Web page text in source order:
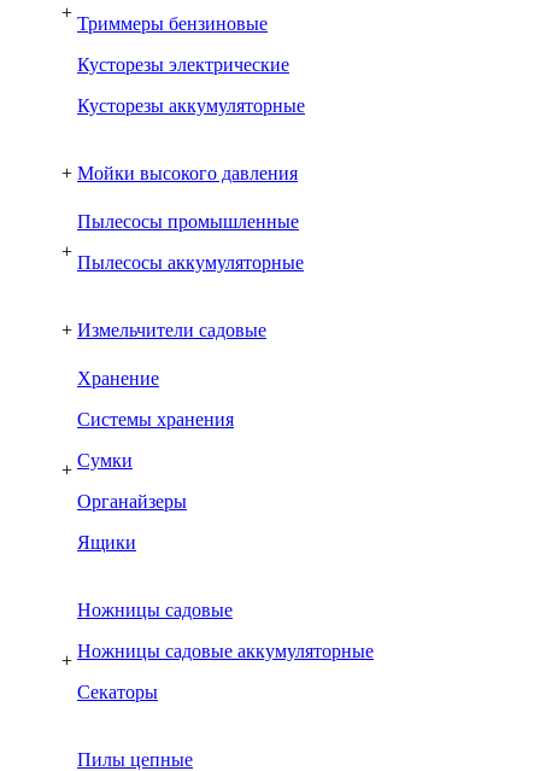
+
Триммеры бензиновые
Кусторезы электрические
Кусторезы аккумуляторные
+ Мойки высокого давления
+
Пылесосы промышленные
Пылесосы аккумуляторные
+ Измельчители садовые
+
Хранение
Системы хранения
Сумки
Органайзеры
Ящики
+
Ножницы садовые
Ножницы садовые аккумуляторные
Секаторы
Пилы цепные